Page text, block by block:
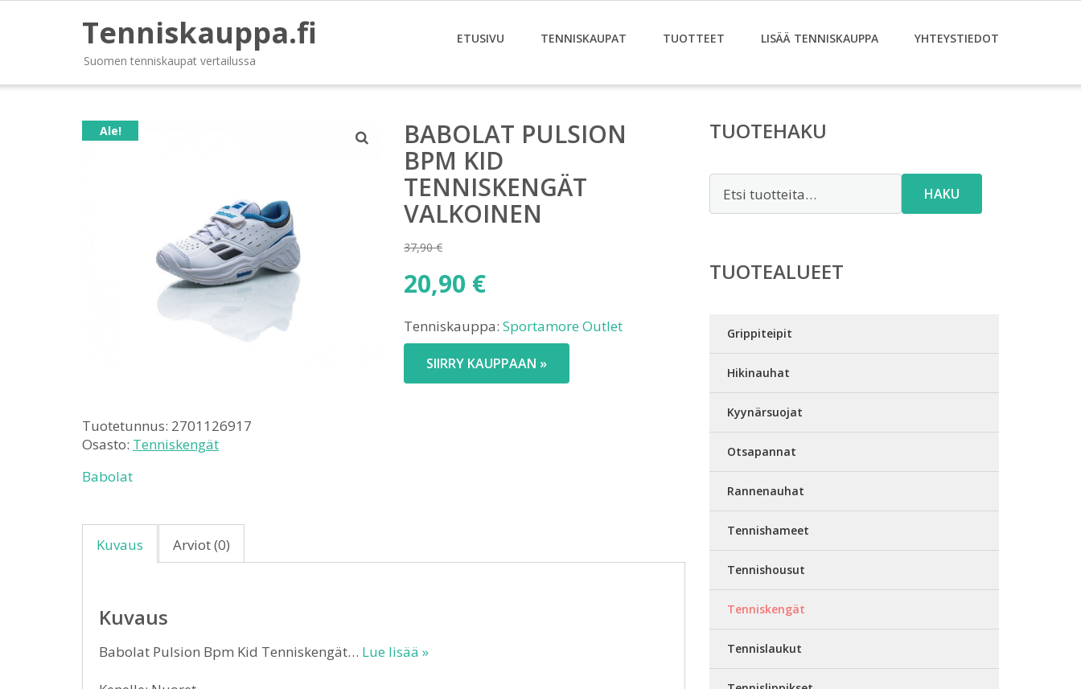
Tenniskauppa.fi
Suomen tenniskaupat vertailussa
ETUSIVU TENNISKAUPAT TUOTTEET LISÄÄ TENNISKAUPPA YHTEYSTIEDOT
Ale!
BABOLAT PULSION
BPM KID
TENNISKENGÄT
VALKOINEN
37,90€
Alkuperäinen
hinta
37,90 €.
20,90 €
hinta
on:
20,90 €.
Tenniskauppa: Sportamore Outlet
SIIRRY KAUPPAAN »
Tuotetunnus: 2701126917
Osasto: Tenniskengät
Babolat
Kuvaus Arviot (0)
Kuvaus
Babolat Pulsion Bpm Kid Tenniskengät… Lue lisää »
TUOTEHAKU
HAKU
TUOTEALUEET
Grippiteipit
Hikinauhat
Kyynärsuojat
Otsapannat
Rannenauhat
Tennishameet
Tennishousut
Tenniskengät
Tennislaukut